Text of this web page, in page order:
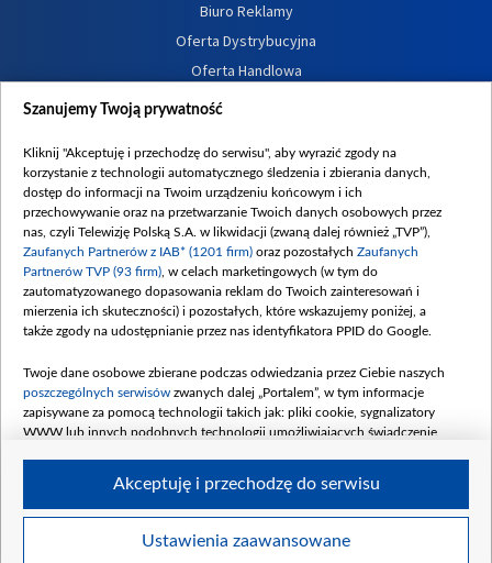
Biuro Reklamy
Oferta Dystrybucyjna
Oferta Handlowa
Dostępność
Procedura zgłoszeń wewnętrznych
Szanujemy Twoją prywatność
Kliknij "Akceptuję i przechodzę do serwisu", aby wyrazić zgody na
korzystanie z technologii automatycznego śledzenia i zbierania danych,
dostęp do informacji na Twoim urządzeniu końcowym i ich
przechowywanie oraz na przetwarzanie Twoich danych osobowych przez
nas, czyli Telewizję Polską S.A. w likwidacji (zwaną dalej również „TVP”),
Zaufanych Partnerów z IAB* (1201 firm) oraz pozostałych Zaufanych
Partnerów TVP (93 firm) , w celach marketingowych (w tym do
zautomatyzowanego dopasowania reklam do Twoich zainteresowań i
mierzenia ich skuteczności) i pozostałych, które wskazujemy poniżej, a
także zgody na udostępnianie przez nas identyfikatora PPID do Google.
Twoje dane osobowe zbierane podczas odwiedzania przez Ciebie naszych
poszczególnych serwisów zwanych dalej „Portalem”, w tym informacje
zapisywane za pomocą technologii takich jak: pliki cookie, sygnalizatory
WWW lub innych podobnych technologii umożliwiających świadczenie
Twoje dane osobowe zbierane podczas odwiedzania przez Ciebie
Ustawienia zaawansowane
Akceptuję i przechodzę do serwisu